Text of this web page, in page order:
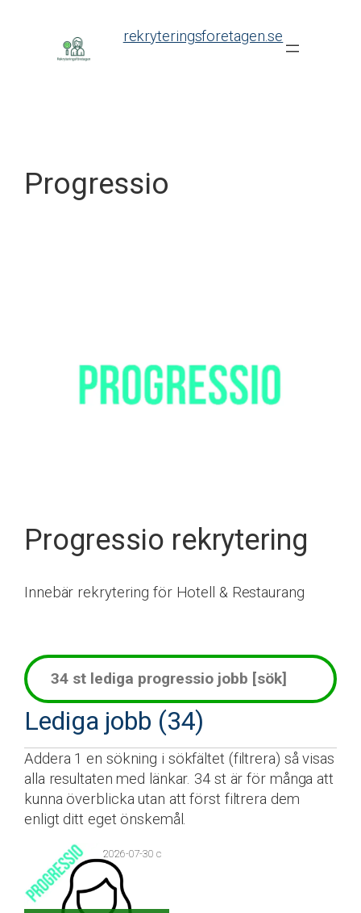
rekryteringsforetagen.se
Progressio
Progressio rekrytering
Innebär rekrytering för Hotell & Restaurang
Lediga jobb (34)
Addera 1 en sökning i sökfältet (filtrera) så visas
alla resultaten med länkar. 34 st är för många att
kunna överblicka utan att först filtrera dem
enligt ditt eget önskemål.
2026-07-30 c